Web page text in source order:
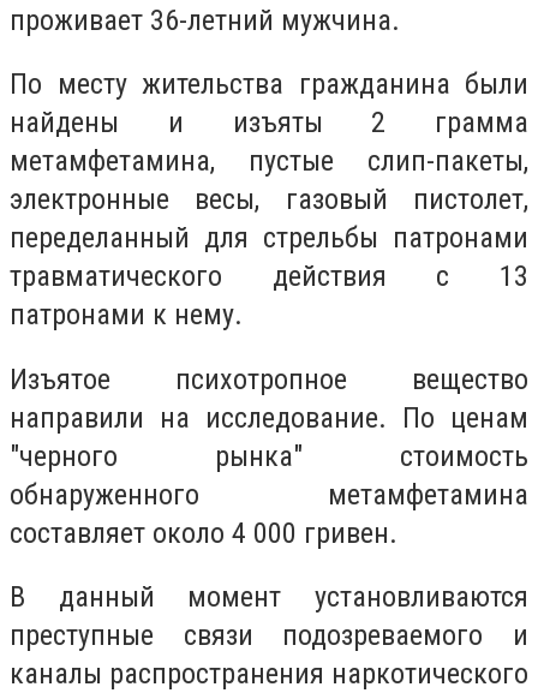
проживает 36-летний мужчина.
По месту жительства гражданина были
найдены и изъяты 2 грамма
метамфетамина, пустые слип-пакеты,
электронные весы, газовый пистолет,
переделанный для стрельбы патронами
травматического действия с 13
патронами к нему.
Изъятое психотропное вещество
направили на исследование. По ценам
"черного рынка" стоимость
обнаруженного метамфетамина
составляет около 4 000 гривен.
В данный момент установливаются
преступные связи подозреваемого и
каналы распространения наркотического